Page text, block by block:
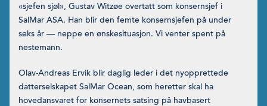
«sjefen sjøl», Gustav Witzøe overtatt som konsernsjef i
SalMar ASA. Han blir den femte konsernsjefen på under
seks år — neppe en ønskesituasjon. Vi venter spent på
nestemann.
Olav-Andreas Ervik blir daglig leder i det nyopprettede
datter­selskapet SalMar Ocean, som heretter skal ha
hovedansvaret for konsernets satsing på havbasert